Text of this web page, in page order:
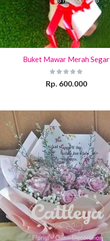
Buket Mawar Merah Segar
Rp. 600.000